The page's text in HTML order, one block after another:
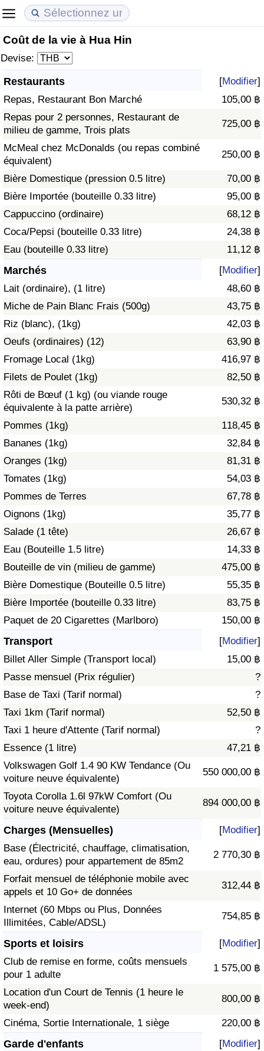
Coût de la vie à Hua Hin
Devise:
Restaurants [Modifier]
Repas, Restaurant Bon Marché
105,00 ฿
Repas pour 2 personnes, Restaurant de
milieu de gamme, Trois plats
725,00 ฿
McMeal chez McDonalds (ou repas combiné
équivalent)
250,00 ฿
Bière Domestique (pression 0.5 litre)
70,00 ฿
Bière Importée (bouteille 0.33 litre)
95,00 ฿
Cappuccino (ordinaire)
68,12 ฿
Coca/Pepsi (bouteille 0.33 litre)
24,38 ฿
Eau (bouteille 0.33 litre)
11,12 ฿
Marchés [Modifier]
Lait (ordinaire), (1 litre)
48,60 ฿
Miche de Pain Blanc Frais (500g)
43,75 ฿
Riz (blanc), (1kg)
42,03 ฿
Oeufs (ordinaires) (12)
63,90 ฿
Fromage Local (1kg)
416,97 ฿
Filets de Poulet (1kg)
82,50 ฿
Rôti de Bœuf (1 kg) (ou viande rouge
équivalente à la patte arrière)
530,32 ฿
Pommes (1kg)
118,45 ฿
Bananes (1kg)
32,84 ฿
Oranges (1kg)
81,31 ฿
Tomates (1kg)
54,03 ฿
Pommes de Terres
67,78 ฿
Oignons (1kg)
35,77 ฿
Salade (1 tête)
26,67 ฿
Eau (Bouteille 1.5 litre)
14,33 ฿
Bouteille de vin (milieu de gamme)
475,00 ฿
Bière Domestique (Bouteille 0.5 litre)
55,35 ฿
Bière Importée (bouteille 0.33 litre)
83,75 ฿
Paquet de 20 Cigarettes (Marlboro)
150,00 ฿
Transport [Modifier]
Billet Aller Simple (Transport local)
15,00 ฿
Passe mensuel (Prix régulier)
?
Base de Taxi (Tarif normal)
?
Taxi 1km (Tarif normal)
52,50 ฿
Taxi 1 heure d'Attente (Tarif normal)
?
Essence (1 litre)
47,21 ฿
Volkswagen Golf 1.4 90 KW Tendance (Ou
voiture neuve équivalente)
550 000,00 ฿
Toyota Corolla 1.6l 97kW Comfort (Ou
voiture neuve équivalente)
894 000,00 ฿
Charges (Mensuelles) [Modifier]
Base (Électricité, chauffage, climatisation,
eau, ordures) pour appartement de 85m2
2 770,30 ฿
Forfait mensuel de téléphonie mobile avec
appels et 10 Go+ de données
312,44 ฿
Internet (60 Mbps ou Plus, Données
Illimitées, Cable/ADSL)
754,85 ฿
Sports et loisirs [Modifier]
Club de remise en forme, coûts mensuels
pour 1 adulte
1 575,00 ฿
Location d'un Court de Tennis (1 heure le
week-end)
800,00 ฿
Cinéma, Sortie Internationale, 1 siège 220,00 ฿
Garde d'enfants [Modifier]
Coût de la vie
Indice du Coût de la Vie
Indice du coût de la vie par pays
à Akaba
Prix de l'immobilier
Indice des Prix de l'immobilier
Indice des Prix de l'immobilier par Pays
Qualité de Vie
Indice de Qualité de Vie (Actuel)
Indice de qualité de vie par pays
Criminalité
Indice de Criminalité (Actuel)
Indice de Criminalité
Indice de criminalité par pays
Soins de santé
Indice des soins de santé (Actuel)
Indice des soins de santé
Indice des soins de santé par Pays
Pollution
Indice de pollution
Indice de Pollution par Pays
Trafic
Indice de Trafic
Indice de Trafic (Actuel)
Indice de Trafic par Pays